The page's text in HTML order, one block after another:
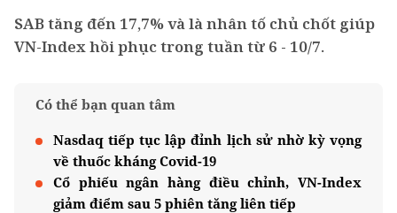
SAB tăng đến 17,7% và là nhân tố chủ chốt giúp
VN-Index hồi phục trong tuần từ 6 - 10/7.
Có thể bạn quan tâm
Nasdaq tiếp tục lập đỉnh lịch sử nhờ kỳ vọng
về thuốc kháng Covid-19
Cổ phiếu ngân hàng điều chỉnh, VN-Index
giảm điểm sau 5 phiên tăng liên tiếp